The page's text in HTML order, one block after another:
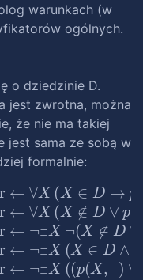
warunkach (w
ogólnych.
o dziedzinie D.
jest zwrotna, można
że nie ma takiej
jest sama ze sobą w
formalnie:
X ∈D→ p( X X) ≡